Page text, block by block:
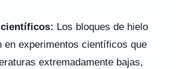
Los bloques de hielo
en experimentos científicos que
extremadamente bajas,